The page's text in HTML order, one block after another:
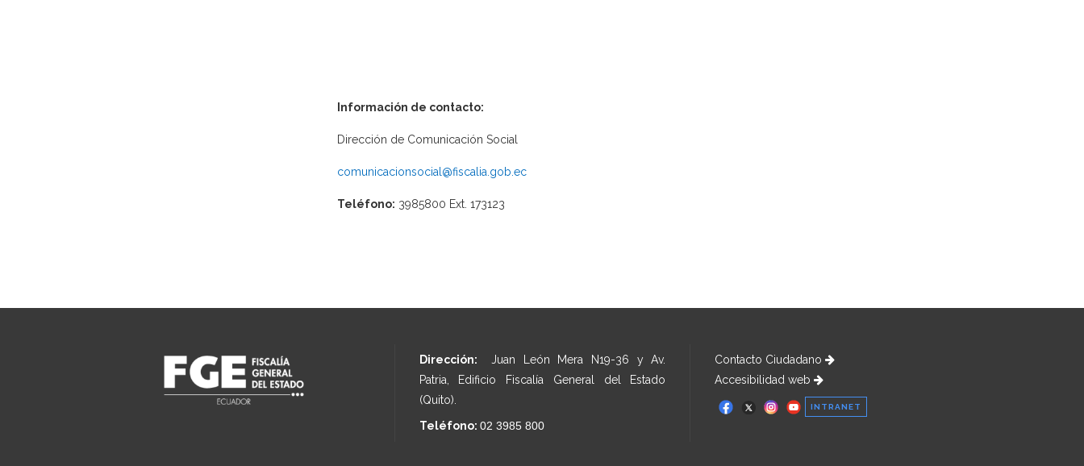
Información de contacto:
Dirección de Comunicación Social
comunicacionsocial@fiscalia.gob.ec
Teléfono: 3985800 Ext. 173123
Dirección: Juan León Mera N19-36 y Av.
Patria, Edificio Fiscalía General del Estado
(Quito).
Teléfono: 02 3985 800
Contacto Ciudadano
Accesibilidad web
INTRANET